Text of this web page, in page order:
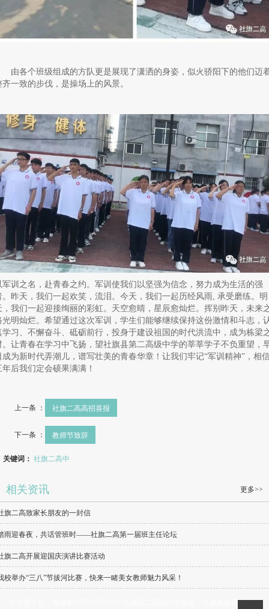
各个班级组成的方队更是展现了潇洒的身姿，似火骄阳下的他们迈
齐一致的步伐，是操场上的风景。
军训之名，赴青春之约。军训使我们以坚强为信念，努力成为生活的强
。昨天，我们一起欢笑，流泪。今天，我们一起历经风雨, 承受磨练。明
，我们一起迎接绚丽的彩虹。天空愈晴，星辰愈灿烂。挥别昨天，未来
光明灿烂。希望通过这次军训，学生们能够继续保持这份激情和斗志，
学习、不懈奋斗、砥砺前行，投身于建设祖国的时代洪流中，成为栋梁
。让青春在学习中飞扬，望社旗县第二高级中学的莘莘学子不负重望，
成为新时代弄潮儿，谱写壮美的青春华章！让我们牢记“军训精神”，相
年后我们定会硕果满满！
上一条 ： 社旗二高高招喜报
下一条 ： 教师节致辞
关键词： 社旗二高中
相关资讯 更多>>
旗二高致家长朋友的一封信
雨迎春夜，共话管班时——社旗二高第一届班主任论坛
旗二高开展迎国庆演讲比赛活动
校举办“三八”节拔河比赛，快来一睹美女教师魅力风采！
办公室主任：韩成彬 0377-67933101 社旗第二高级中学地址：社旗县赊店镇彭岗